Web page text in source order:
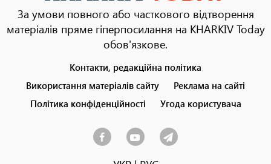
За умови повного або часткового відтворення
матеріалів пряме гіперпосилання на KHARKIV Today
обов'язкове.
menu
Контакти, редакційна політика
Використання матеріалів сайту
Реклама на сайті
Політика конфіденційності
Угода користувача